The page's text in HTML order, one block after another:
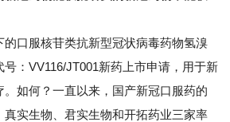
口服核苷类抗新型冠状病毒药物氢溴
：VV116/JT001新药上市申请，用于新
如何？一直以来，国产新冠口服药的
实生物、君实生物和开拓药业三家率